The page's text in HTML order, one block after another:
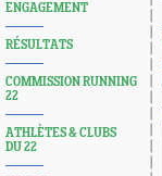
ENGAGEMENT
RÉSULTATS
COMMISSION RUNNING
22
ATHLÈTES & CLUBS
DU 22